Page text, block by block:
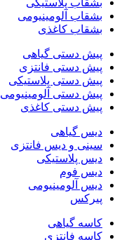
بشقاب آلومینیومی
بشقاب کاغذی
پیش دستی گیاهی
پیش دستی فانتزی
پیش دستی پلاستیکی
پیش دستی آلومینیومی
پیش دستی کاغذی
دیس گیاهی
سینی و دیس فانتزی
دیس پلاستیکی
دیس فوم
دیس آلومینیومی
پیرکس
کاسه گیاهی
کاسه فانتزی